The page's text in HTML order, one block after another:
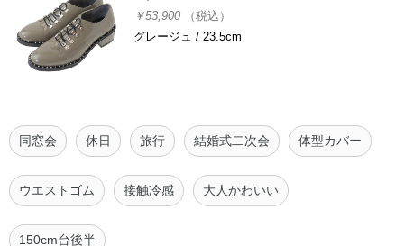
￥53,900
（税込）
グレージュ / 23.5cm
同窓会 休日 旅行 結婚式二次会 体型カバー
ウエストゴム 接触冷感 大人かわいい
150cm台後半